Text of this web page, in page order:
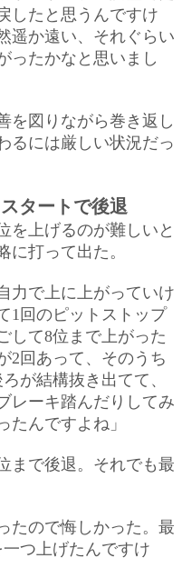
したと思うんですけ
遥か遠い、それぐらい
ったかなと思いまし
を図りながら巻き返し
るには厳しい状況だっ
タートで後退
を上げるのが難しいと
に打って出た。
力で上に上がっていけ
1回のピットストップ
して8位まで上がった
2回あって、そのうち
が結構抜き出てて、
レーキ踏んだりしてみ
たんですよね」
まで後退。それでも最
たので悔しかった。最
つ上げたんですけ